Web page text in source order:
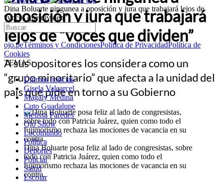
Dina Boluarte ningunea a oposición y jura que trabajará lejos de
“voces que dividen”
ojo.peTérminos y CondicionesPolítica de PrivacidadPolítica de
Cookies
TEMAS:
Últimas noticias
Gisela Valcarcel
Magaly Medina
Cuto Guadalupe
Melissa Paredes
Ojo Show
Locomundo
Política
Deportes
Policial
Salud
Escolar
oposición y jura que trabajará
lejos de “voces que dividen”
A sus opositores los considera como un
“grupo minoritario” que afecta a la unidad del
país que pide en torno a su Gobierno
Dina Boluarte posa feliz al lado de congresistas, sobre
todo con Patricia Juárez, quien como todo el
fujimorismo rechaza las mociones de vacancia en su
contra.